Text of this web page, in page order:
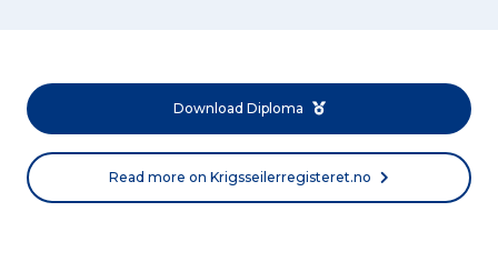
Download Diploma
Read more on Krigsseilerregisteret.no